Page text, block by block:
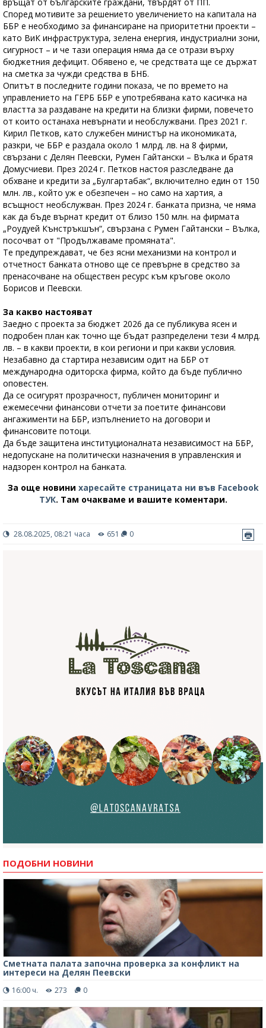
Според мотивите за решението увеличението на капитала на
ББР е необходимо за финансиране на приоритетни проекти –
като ВиК инфраструктура, зелена енергия, индустриални зони,
сигурност – и че тази операция няма да се отрази върху
бюджетния дефицит. Обявено е, че средствата ще се държат
на сметка за чужди средства в БНБ.
Опитът в последните години показа, че по времето на
управлението на ГЕРБ ББР е употребявана като касичка на
властта за раздаване на кредити на близки фирми, повечето
от които останаха невърнати и необслужвани. През 2021 г.
Кирил Петков, като служебен министър на икономиката,
разкри, че ББР е раздала около 1 млрд. лв. на 8 фирми,
свързани с Делян Пеевски, Румен Гайтански – Вълка и братя
Домусчиеви. През 2024 г. Петков настоя разследване да
обхване и кредити за „Булгартабак“, включително един от 150
млн. лв., който уж е обезпечен – но само на хартия, а
всъщност необслужван. През 2024 г. банката призна, че няма
как да бъде върнат кредит от близо 150 млн. на фирмата
„Роудуей Кънстръкшън“, свързана с Румен Гайтански – Вълка,
посочват от "Продължаваме промяната".
Те предупреждават, че без ясни механизми на контрол и
отчетност банката отново ще се превърне в средство за
пренасочване на обществен ресурс към кръгове около
Борисов и Пеевски.
За какво настояват
Заедно с проекта за бюджет 2026 да се публикува ясен и
подробен план как точно ще бъдат разпределени тези 4 млрд.
лв. – в какви проекти, в кои региони и при какви условия.
Незабавно да стартира независим одит на ББР от
международна одиторска фирма, който да бъде публично
оповестен.
Да се осигурят прозрачност, публичен мониторинг и
ежемесечни финансови отчети за поетите финансови
ангажименти на ББР, изпълнението на договори и
финансовите потоци.
Да бъде защитена институционалната независимост на ББР,
недопускане на политически назначения в управленския и
надзорен контрол на банката.
За още новини харесайте страницата ни във Facebook
ТУК. Там очакваме и вашите коментари.
28.08.2025, 08:21 часа 651 0
ПОДОБНИ НОВИНИ
Сметната палата започна проверка за конфликт на
интереси на Делян Пеевски
16:00 ч. 273 0